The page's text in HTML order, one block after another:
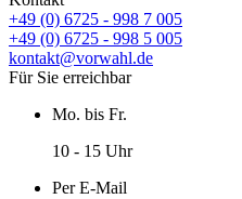
+49 (0) 6725 - 998 7 005
+49 (0) 6725 - 998 5 005
kontakt@vorwahl.de
Für Sie erreichbar
Mo. bis Fr.
10 - 15 Uhr
Per E-Mail